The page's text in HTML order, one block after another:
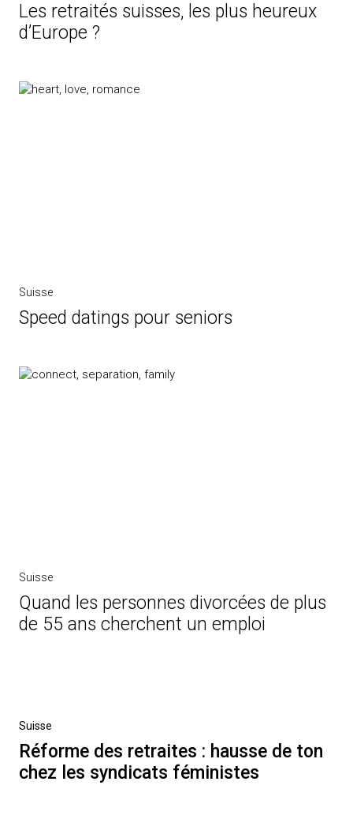
Les retraités suisses, les plus heureux
d’Europe ?
Suisse
Speed datings pour seniors
Suisse
Quand les personnes divorcées de plus
de 55 ans cherchent un emploi
navigation
Previous
Post
Suisse
Réforme des retraites : hausse de ton
chez les syndicats féministes